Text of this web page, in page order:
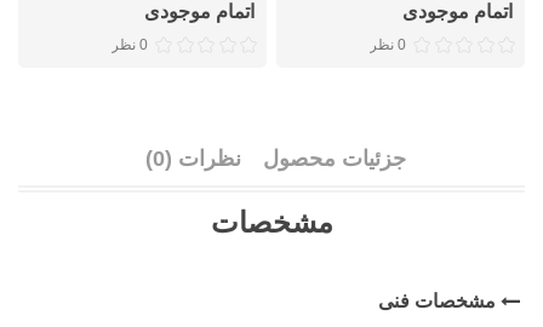
اتمام موجودی
0 نظر
اتمام موجودی
0 نظر
جزئیات محصول نظرات (0)
مشخصات
مشخصات فنی